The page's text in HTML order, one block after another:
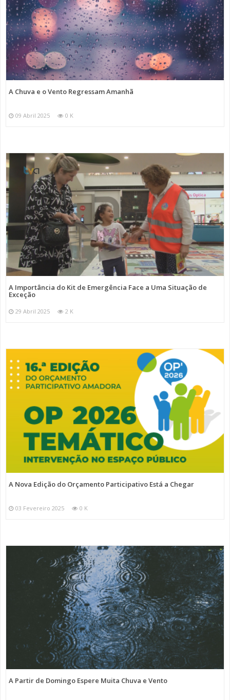
A Chuva e o Vento Regressam Amanhã
09 Abril 2025 0 K
A Importância do Kit de Emergência Face a Uma Situação de
Exceção
29 Abril 2025 2 K
A Nova Edição do Orçamento Participativo Está a Chegar
03 Fevereiro 2025 0 K
A Partir de Domingo Espere Muita Chuva e Vento